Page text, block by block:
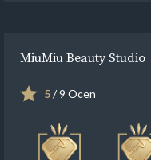
MiuMiu Beauty Studio
5/ 9 Ocen